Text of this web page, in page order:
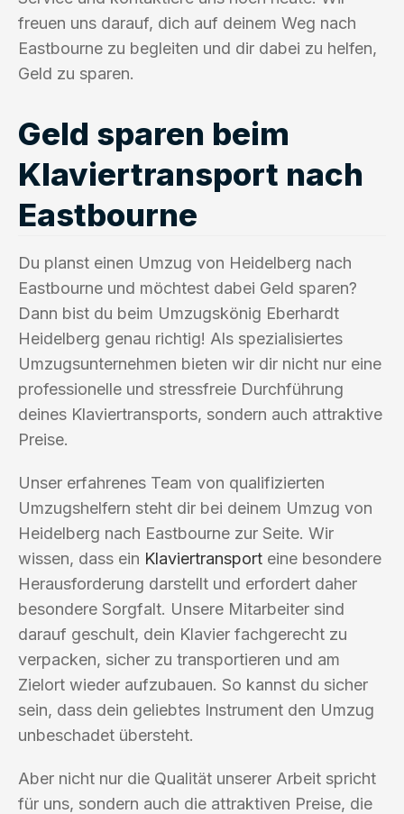
freuen uns darauf, dich auf deinem Weg nach
Eastbourne zu begleiten und dir dabei zu helfen,
Geld zu sparen.
Geld sparen beim
Klaviertransport nach
Eastbourne
Du planst einen Umzug von Heidelberg nach
Eastbourne und möchtest dabei Geld sparen?
Dann bist du beim Umzugskönig Eberhardt
Heidelberg genau richtig! Als spezialisiertes
Umzugsunternehmen bieten wir dir nicht nur eine
professionelle und stressfreie Durchführung
deines Klaviertransports, sondern auch attraktive
Preise.
Unser erfahrenes Team von qualifizierten
Umzugshelfern steht dir bei deinem Umzug von
Heidelberg nach Eastbourne zur Seite. Wir
wissen, dass ein Klaviertransport eine besondere
Herausforderung darstellt und erfordert daher
besondere Sorgfalt. Unsere Mitarbeiter sind
darauf geschult, dein Klavier fachgerecht zu
verpacken, sicher zu transportieren und am
Zielort wieder aufzubauen. So kannst du sicher
sein, dass dein geliebtes Instrument den Umzug
unbeschadet übersteht.
Aber nicht nur die Qualität unserer Arbeit spricht
für uns, sondern auch die attraktiven Preise, die